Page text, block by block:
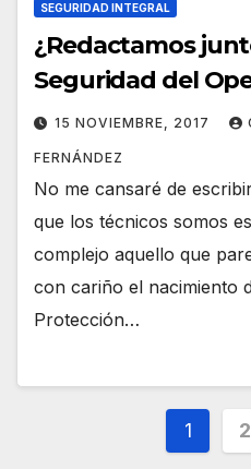
SEGURIDAD INTEGRAL
¿Redactamos
Seguridad del
15 NOVIEMBRE, 2017
FERNÁNDEZ
No me cansaré de
que los técnicos somos
complejo aquello que
con cariño el nacimiento
Protección…
1 2